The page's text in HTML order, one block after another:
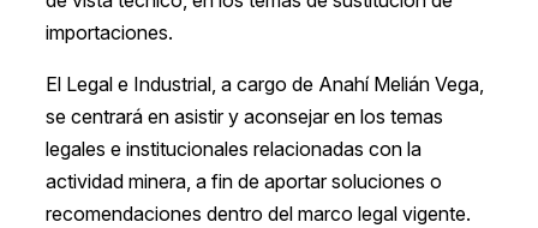
importaciones.
El Legal e Industrial, a cargo de Anahí Melián Vega,
se centrará en asistir y aconsejar en los temas
legales e institucionales relacionadas con la
actividad minera, a fin de aportar soluciones o
recomendaciones dentro del marco legal vigente.